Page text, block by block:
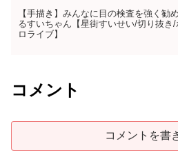
【手描き】みんなに目の検査を強く勧め
るすいちゃん【星街すいせい/切り抜き/
ロライブ】
コメント
コメントを書